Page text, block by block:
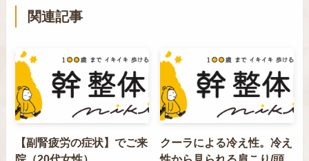
関連記事
【副腎疲労の症状】でご来
クーラによる冷え性。冷え